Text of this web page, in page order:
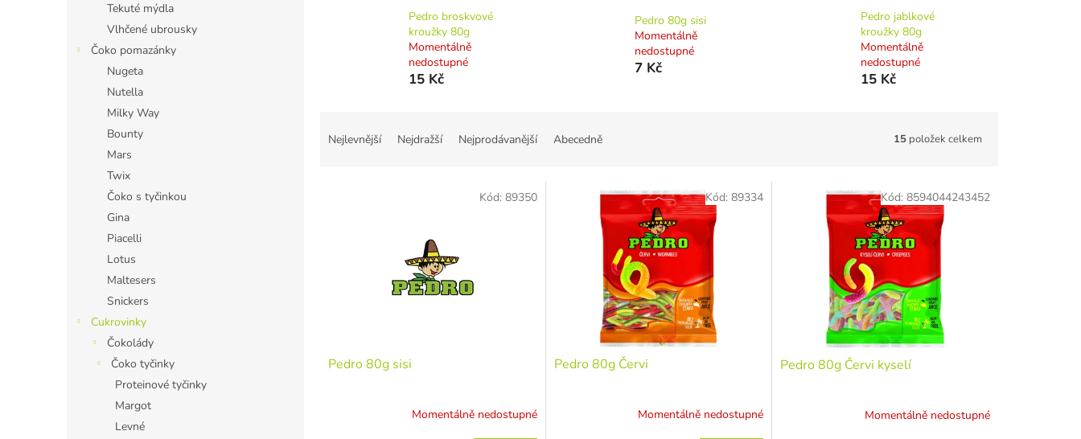
Tekuté mýdla
Vlhčené ubrousky
Čoko pomazánky
Nugeta
Nutella
Milky Way
Bounty
Mars
Twix
Čoko s tyčinkou
Gina
Piacelli
Lotus
Maltesers
Snickers
Cukrovinky
Čokolády
Čoko tyčinky
Proteinové tyčinky
Margot
Levné
Pedro broskvové
kroužky 80g
Momentálně
nedostupné
15 Kč
Pedro 80g sisi
Momentálně
nedostupné
7 Kč
Pedro jablkové
kroužky 80g
Momentálně
nedostupné
15 Kč
Nejlevnější Nejdražší Nejprodávanější Abecedně 15 položek celkem
Pedro 80g sisi
Momentálně nedostupné
Kód: 89350
Pedro 80g Červi
Momentálně nedostupné
Kód: 89334
Pedro 80g Červi kyselí
Momentálně nedostupné
Kód: 8594044243452